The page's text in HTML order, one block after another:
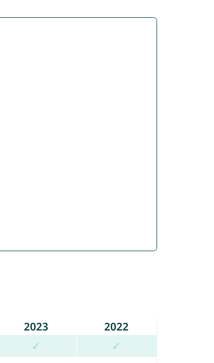
2023
2022
✓
✓